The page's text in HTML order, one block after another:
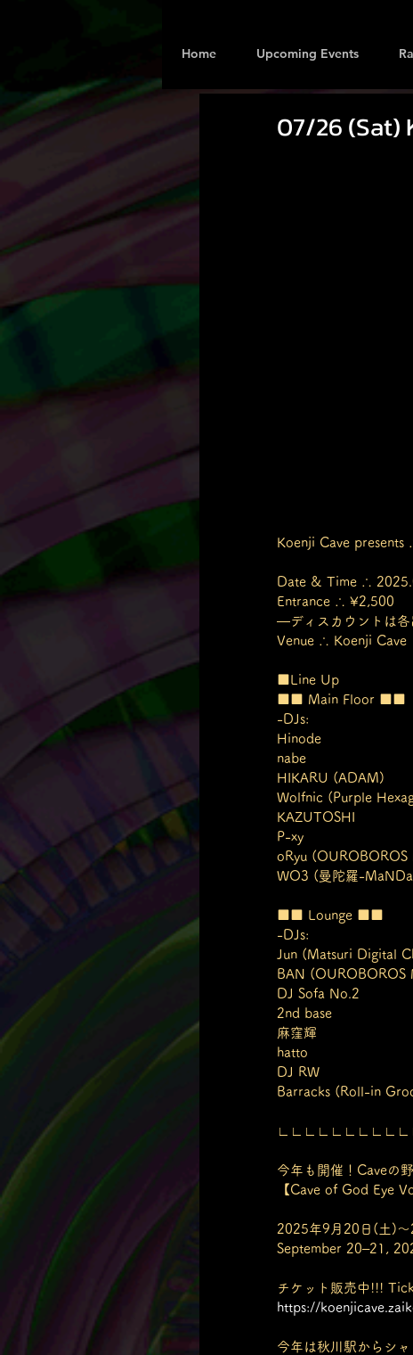
Home Upcoming Events
07/26 (Sat)
Koenji Cave
Date & Time ∴
Entrance ∴ ¥2,500
—ディスカウントは
Venue ∴ Koenji Cave
■Line Up
■■ Main Floor ■■
-DJs:
Hinode
nabe
HIKARU (ADAM)
Wolfnic (Purple
KAZUTOSHI
P-xy
oRyu
WO3 (曼陀羅-
■■ Lounge ■■
-DJs:
Jun (Matsuri Digital
BAN (OUROBOROS
DJ Sofa No.2
2nd base
麻窪輝
hatto
DJ RW
Barracks (Roll-in
今年も開催！Caveの
【Cave of God Eye
2025年9月20日(土)〜
September 20–21,
チケット販売中!!!
https://
今年は秋川駅からシ